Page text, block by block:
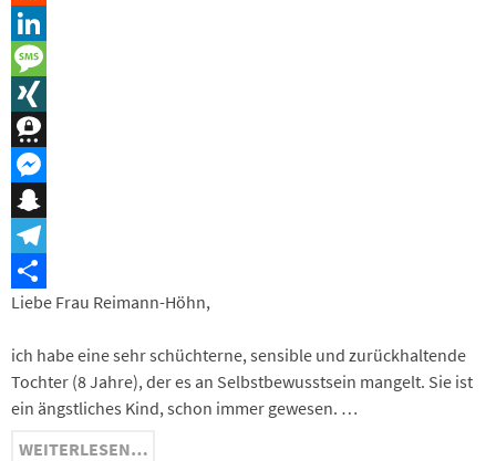
Reddit
LinkedIn
Message
XING
Threema
Messenger
Snapchat
Telegram
Teilen
Liebe Frau Reimann-Höhn,
ich habe eine sehr schüchterne, sensible und zurückhaltende
Tochter (8 Jahre), der es an Selbstbewusstsein mangelt. Sie ist
ein ängstliches Kind, schon immer gewesen. …
WEITERLESEN…